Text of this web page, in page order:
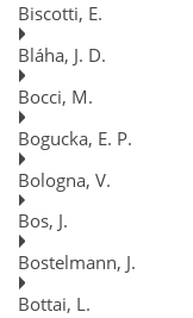
Biscotti, E.
Bláha, J. D.
Bocci, M.
Bogucka, E. P.
Bologna, V.
Bos, J.
Bostelmann, J.
Bottai, L.